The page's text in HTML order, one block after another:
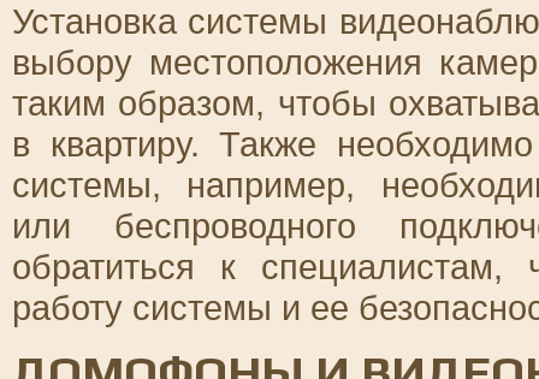
Установка системы
выбору местоположения
таким образом, чтобы
в квартиру. Также
системы, например,
или беспроводного
обратиться к специалистам,
работу системы и ее